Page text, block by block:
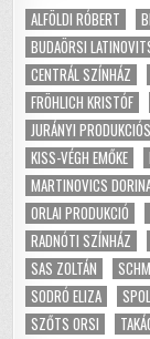
ALFÖLDI RÓBERT
BUDAÖRSI
CENTRÁL SZÍNHÁZ
FRÖHLICH KRISTÓF
JURÁNYI
KISS-VÉGH EMŐKE
MARTINOVICS
ORLAI PRODUKCIÓ
RADNÓTI SZÍNHÁZ
SAS ZOLTÁN
SODRÓ ELIZA
SZŐTS ORSI